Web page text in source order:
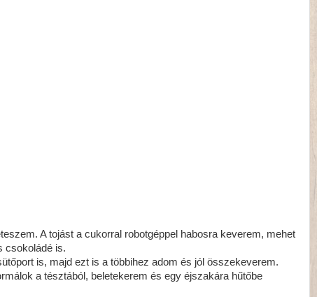
A tojást a cukorral robotgéppel habosra keverem, mehet
csokoládé is.
is, majd ezt is a többihez adom és jól összekeverem.
a tésztából, beletekerem és egy éjszakára hűtőbe